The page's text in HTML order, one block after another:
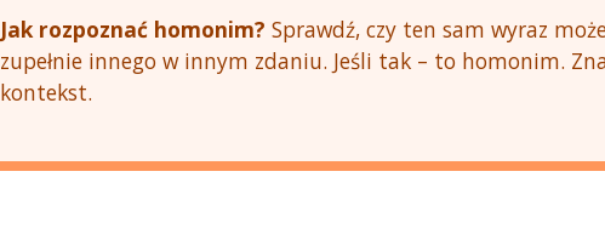
Jak rozpoznać homonim? Sprawdź, czy ten sam wyraz
zupełnie innego w innym zdaniu. Jeśli tak – to homonim.
kontekst.